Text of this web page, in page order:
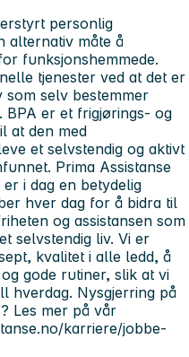
personlig
alternativ måte å
funksjonshemmede.
tjenester ved at det er
som selv bestemmer
er et frigjørings- og
at den med
et selvstendig og aktivt
Prima Assistanse
i dag en betydelig
hver dag for å bidra til
og assistansen som
selvstendig liv. Vi er
kvalitet i alle ledd, å
gode rutiner, slik at vi
hverdag. Nysgjerring på
Les mer på vår
karriere/jobbe-